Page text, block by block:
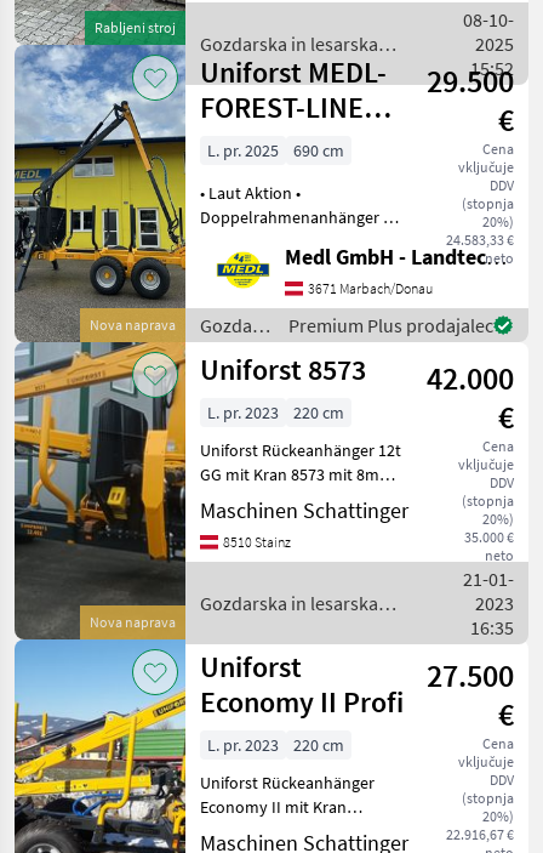
Rabljeni stroj
Gesamtgewicht: 16000kg
Bereifung: 550/45-22.
Gozdarska in lesarska
mehanizacija / Uniforst
08-10-
2025
15:52
Nova naprava
Uniforst MEDL-
FOREST-LINE
943-D/690-47T
29.500
€
Cena
vključuje
DDV
(stopnja
20%)
24.583,33 €
neto
L. pr. 2025
690 cm
• Laut Aktion •
Doppelrahmenanhänger •
Drehhebelsteuerung •
47knm Hubmoment • 800kg
auf 4mt Hubkraft • 11knm
Schwenkmoment •
Endlosrotato
Medl GmbH - Landtechnik Großhandel
3671 Marbach/Donau
Gozdarska
in
lesarska
Uniforst
Premium Plus prodajalec
Nova naprava
Uniforst 8573
42.000
€
Cena
vključuje
DDV
(stopnja
20%)
35.000 €
neto
L. pr. 2023
220 cm
Uniforst Rückeanhänger 12t
GG mit Kran 8573 mit 8m
Greifweite. Flow down
Abstellstützen. Auf Wunsch
Eigenölversorgung mit
Kolbenpumpe. 4 Rad
Maschinen Schattinger
8510 Stainz
Gozdarska in lesarska
21-01-
2023
16:35
Uniforst
Economy II Profi
27.500
€
Cena
vključuje
DDV
(stopnja
20%)
22.916,67 €
L. pr. 2023
220 cm
Uniforst Rückeanhänger
Economy II mit Kran
Reichweite mit Zange 6, 9m,
Maschinen Schattinger